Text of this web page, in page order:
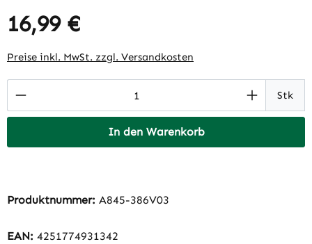
Regulärer Preis:
16,99 €
Preise inkl. MwSt. zzgl. Versandkosten
Produkt Anzahl: Gib den gewünschtenStk
In den Warenkorb
Produktnummer: A845-386V03
EAN: 4251774931342